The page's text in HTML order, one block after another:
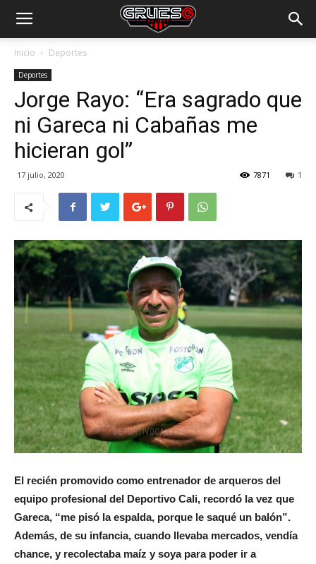
Inicio Deportes
Deportes
Jorge Rayo: “Era sagrado que
ni Gareca ni Cabañas me
hicieran gol”
17 julio, 2020 1
7871
El recién promovido como entrenador de arqueros del
equipo profesional del Deportivo Cali, recordó la vez que
Gareca, “me pisó la espalda, porque le saqué un balón”.
Además, de su infancia, cuando llevaba mercados, vendía
chance, y recolectaba maíz y soya para poder ir a